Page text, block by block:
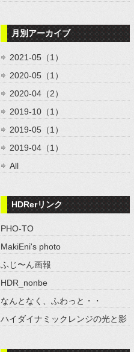
月別アーカイブ
2021-05（1）
2020-05（1）
2020-04（2）
2019-10（1）
2019-05（1）
2019-04（1）
All
HDRerリンク
PHO-TO
MakiEni's photo
ふじ〜ん画報
HDR_nonbe
なんとなく、ふわっと・・
ハイダイナミックレンジの光と影